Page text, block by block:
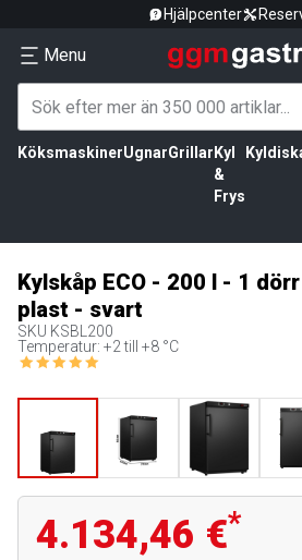
Hjälpcenter
Menu
KöksmaskinerUgnarGrillar Kyl
&
Frys
Kylskåp ECO - 200 l - 1
plast - svart
SKU KSBL200
Temperatur: +2 till +8 °C
4.134,46 €*